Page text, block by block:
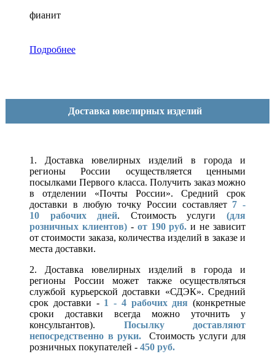
фианит
Подробнее
Доставка ювелирных изделий
1. Доставка ювелирных изделий в города и
регионы России осуществляется ценными
посылками Первого класса. Получить заказ можно
в отделении «Почты России». Средний срок
доставки в любую точку России составляет 7 -
10 рабочих дней. Стоимость услуги(для
розничных клиентов)- от 190 руб. и не зависит
от стоимости заказа, количества изделий в заказе и
места доставки.
2. Доставка ювелирных изделий в города и
регионы России может также осуществляться
службой курьерской доставки «СДЭК». Средний
срок доставки - 1 - 4 рабочих дня (конкретные
сроки доставки всегда можно уточнить у
консультантов). Посылку доставляют
непосредственно в руки.
Стоимость услуги для
розничных покупателей - 450 руб.